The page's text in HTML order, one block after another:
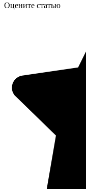
Оцените статью